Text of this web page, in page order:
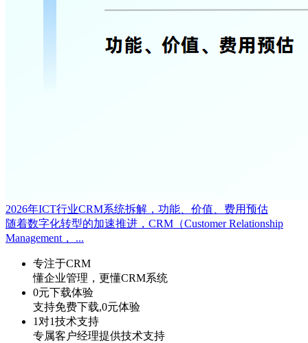
2026年ICT行业CRM系统拆解，功能、价值、费用预估
随着数字化转型的加速推进，CRM（Customer Relationship
Management， ...
专注于CRM
懂企业管理，更懂CRM系统
0元下载体验
支持免费下载,0元体验
1对1技术支持
专属客户经理提供技术支持